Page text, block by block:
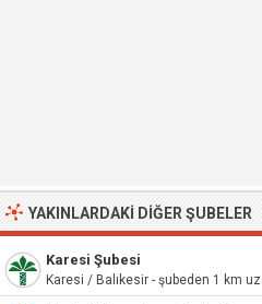
YAKINLARDAKI DIĞER ŞUBELER
Karesi Şubesi
Karesi / Balıkesir - şubeden 1 km